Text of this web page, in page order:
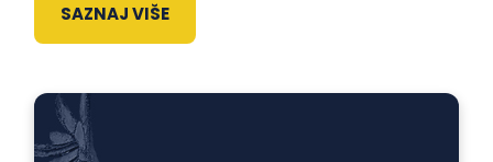
SAZNAJ VIŠE